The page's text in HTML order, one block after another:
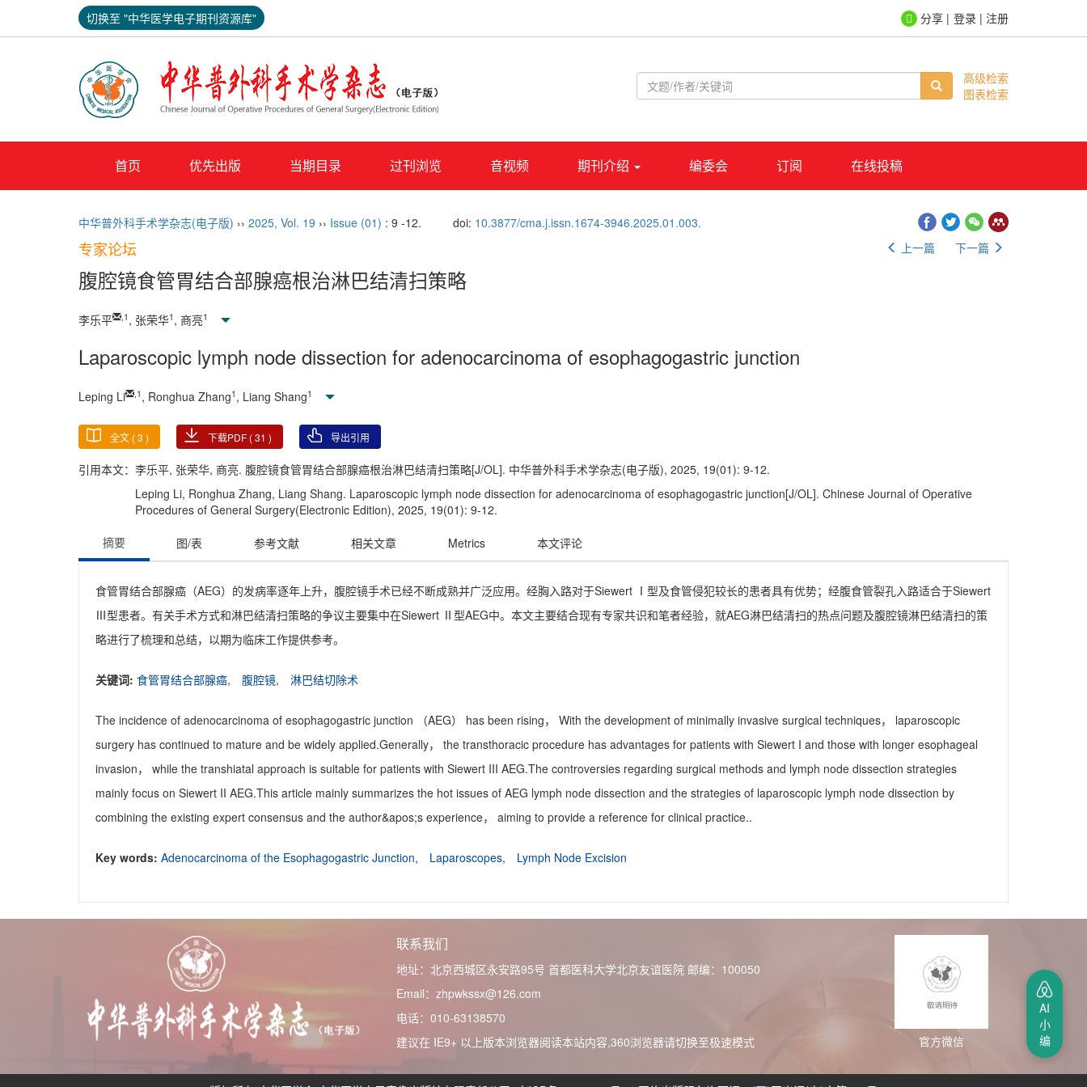
切换至 "中华医学电子期刊资源库" 登录 | 注册
高级检索
图表检索
首页 优先出版 当期目录 过刊浏览 音视频 期刊介绍 编委会 订阅 在线投稿
中华普外科手术学杂志(电子版) ›› 2025, Vol. 19 ›› Issue (01) : 9 -12. doi: 10.3877/cma.j.issn.1674-3946.2025.01.003.
专家论坛 上一篇 下一篇
腹腔镜食管胃结合部腺癌根治淋巴结清扫策略
李乐平 1 , 张荣华1 , 商亮1
Laparoscopic lymph node dissection for adenocarcinoma of esophagogastric junction
Leping Li 1 , Ronghua Zhang1 , Liang Shang1
全文 (3 ) 下载PDF (31 ) 导出引用
引用本文： 李乐平, 张荣华, 商亮. 腹腔镜食管胃结合部腺癌根治淋巴结清扫策略[J/OL]. 中华普外科手术学杂志(电子版), 2025, 19(01): 9-12.
Leping Li, Ronghua Zhang, Liang Shang. Laparoscopic lymph node dissection for adenocarcinoma of esophagogastric junction[J/OL]. Chinese Journal of Operative
Procedures of General Surgery(Electronic Edition), 2025, 19(01): 9-12.
摘要
图/表 参考文献 相关文章 Metrics 本文评论
食管胃结合部腺癌（AEG）的发病率逐年上升，腹腔镜手术已经不断成熟并广泛应用。经胸入路对于Siewert Ⅰ型及食管侵犯较长的患者具有优势；经腹食管裂孔入路适合于Siewert
Ⅲ型患者。有关手术方式和淋巴结清扫策略的争议主要集中在Siewert Ⅱ型AEG中。本文主要结合现有专家共识和笔者经验，就AEG淋巴结清扫的热点问题及腹腔镜淋巴结清扫的策
略进行了梳理和总结，以期为临床工作提供参考。
关键词: 食管胃结合部腺癌, 腹腔镜, 淋巴结切除术
The incidence of adenocarcinoma of esophagogastric junction （AEG） has been rising， With the development of minimally invasive surgical techniques， laparoscopic
surgery has continued to mature and be widely applied.Generally， the transthoracic procedure has advantages for patients with Siewert I and those with longer esophageal
invasion， while the transhiatal approach is suitable for patients with Siewert III AEG.The controversies regarding surgical methods and lymph node dissection strategies
mainly focus on Siewert II AEG.This article mainly summarizes the hot issues of AEG lymph node dissection and the strategies of laparoscopic lymph node dissection by
combining the existing expert consensus and the author&apos;s experience， aiming to provide a reference for clinical practice..
Key words: Adenocarcinoma of the Esophagogastric Junction, Laparoscopes, Lymph Node Excision
联系我们
地址：北京西城区永安路95号 首都医科大学北京友谊医院 邮编：100050
Email：zhpwkssx@126.com
电话：010-63138570
建议在 IE9+ 以上版本浏览器阅读本站内容,360浏览器请切换至极速模式
官方微信
AI
小
编